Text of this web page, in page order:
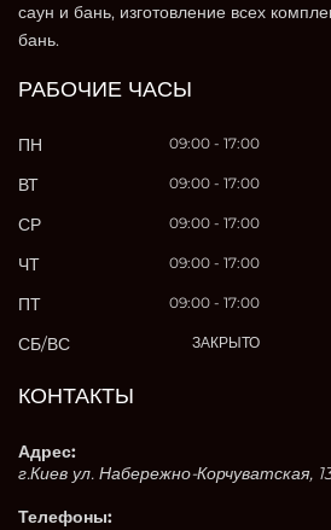
саун и бань, изготовление всех
бань.
РАБОЧИЕ ЧАСЫ
ПН 09:00 - 17:00
ВТ 09:00 - 17:00
СР 09:00 - 17:00
ЧТ 09:00 - 17:00
ПТ 09:00 - 17:00
СБ/ВС ЗАКРЫТО
КОНТАКТЫ
Адрес:
г.Киев ул. Набережно-Корчуватская,
Телефоны: